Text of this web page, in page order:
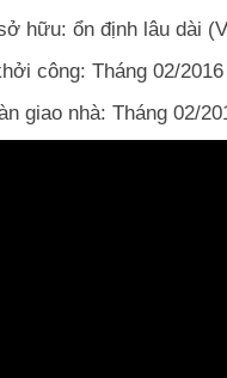
hữu: ổn định lâu dài
công: Tháng 02/2016
giao nhà: Tháng 02/